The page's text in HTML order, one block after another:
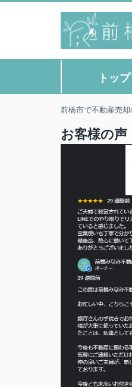
トップ
前橋市で不動産売
お客様の声